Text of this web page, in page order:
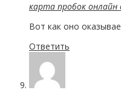
карта пробок онлайн
Вот как оно
Ответить